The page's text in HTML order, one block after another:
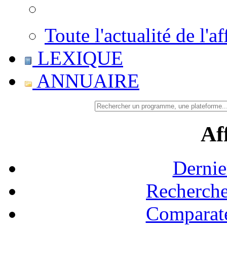
Toute l'actualité de
LEXIQUE
ANNUAIRE